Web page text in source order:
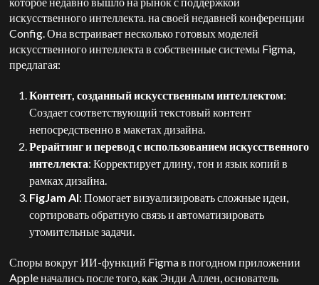
искусственного интеллекта.на своей недавней конференции
Config. Она встраивает несколько готовых моделей
искусственного интеллекта в собственные системы Figma,
предлагая:
Контент, созданный искусственным интеллектом:
Создает соответствующий текстовый контент
непосредственно в макетах дизайна.
Рерайтинг и перевод с использованием искусственного
интеллекта: Корректирует длину, тон и язык копий в
рамках дизайна.
FigJam AI: Помогает визуализировать сложные идеи,
сортировать обратную связь и автоматизировать
утомительные задачи.
Споры вокруг ИИ-функций Figma в погодном приложении
Apple начались после того, как Энди Аллен, основатель